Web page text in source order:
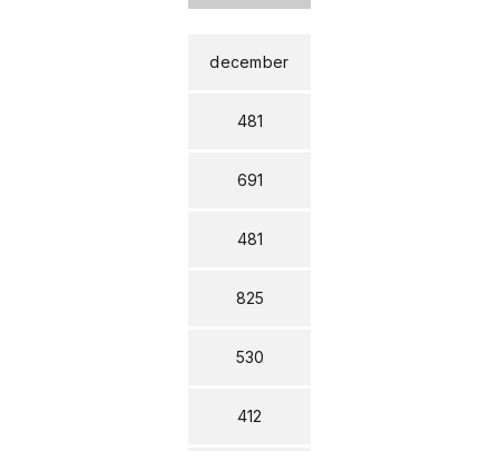
december
481
691
481
825
530
412